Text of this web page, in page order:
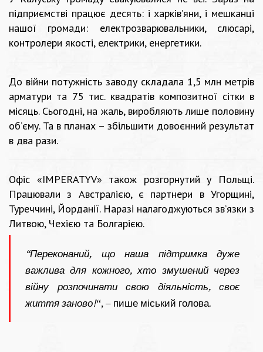
підприємстві працює десять: і харків’яни, і мешканці
нашої громади: електрозварювальники, слюсарі,
контролери якості, електрики, енергетики.
До війни потужність заводу складала 1,5 млн метрів
арматури та 75 тис. квадратів композитної сітки в
місяць. Сьогодні, на жаль, виробляють лише половину
об’єму. Та в планах – збільшити довоєнний результат
в два рази.
Офіс «IMPERATYV» також розгорнутий у Польщі.
Працювали з Австралією, є партнери в Угорщині,
Туреччині, Йорданії. Наразі налагоджуються зв’язки з
Литвою, Чехією та Болгарією.
“Переконаний, що наша підтримка дуже
важлива для кожного, хто змушений через
війну розпочинати свою діяльність, своє
життя заново!“, – пише міський голова.